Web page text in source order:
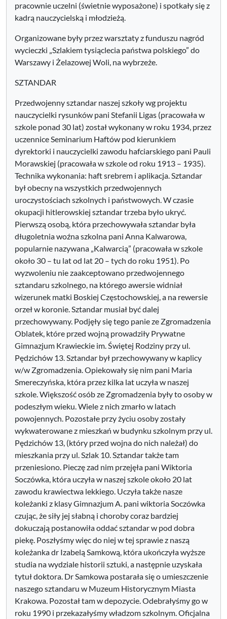
pracownie uczelni (świetnie wyposażone) i spotkały się z
kadrą nauczycielską i młodzieżą.
Organizowane były przez warsztaty z funduszu nagród
wycieczki „Szlakiem tysiąclecia państwa polskiego” do
Warszawy i Żelazowej Woli, na wybrzeże.
SZTANDAR
Przedwojenny sztandar naszej szkoły wg projektu
nauczycielki rysunków pani Stefanii Ligas (pracowała w
szkole ponad 30 lat) został wykonany w roku 1934, przez
uczennice Seminarium Haftów pod kierunkiem
dyrektorki i nauczycielki zawodu hafciarskiego pani Pauli
Morawskiej (pracowała w szkole od roku 1913 – 1935).
Technika wykonania: haft srebrem i aplikacja. Sztandar
był obecny na wszystkich przedwojennych
uroczystościach szkolnych i państwowych. W czasie
okupacji hitlerowskiej sztandar trzeba było ukryć.
Pierwszą osobą, która przechowywała sztandar była
długoletnia woźna szkolna pani Anna Kalwarowa,
popularnie nazywana „Kalwarcią” (pracowała w szkole
około 30 – tu lat od lat 20 – tych do roku 1951). Po
wyzwoleniu nie zaakceptowano przedwojennego
sztandaru szkolnego, na którego awersie widniał
wizerunek matki Boskiej Częstochowskiej, a na rewersie
orzeł w koronie. Sztandar musiał być dalej
przechowywany. Podjęły się tego panie ze Zgromadzenia
Oblatek, które przed wojną prowadziły Prywatne
Gimnazjum Krawieckie im. Świętej Rodziny przy ul.
Pędzichów 13. Sztandar był przechowywany w kaplicy
w/w Zgromadzenia. Opiekowały się nim pani Maria
Smereczyńska, która przez kilka lat uczyła w naszej
szkole. Większość osób ze Zgromadzenia były to osoby w
podeszłym wieku. Wiele z nich zmarło w latach
powojennych. Pozostałe przy życiu osoby zostały
wykwaterowane z mieszkań w budynku szkolnym przy ul.
Pędzichów 13, (który przed wojna do nich należał) do
mieszkania przy ul. Szlak 10. Sztandar także tam
przeniesiono. Pieczę zad nim przejęła pani Wiktoria
Soczówka, która uczyła w naszej szkole około 20 lat
zawodu krawiectwa lekkiego. Uczyła także nasze
koleżanki z klasy Gimnazjum A. pani wiktoria Soczówka
czując, że siły jej słabną i choroby coraz bardziej
dokuczają postanowiła oddać sztandar w pod dobra
piekę. Poszłyśmy więc do niej w tej sprawie z naszą
koleżanka dr Izabelą Samkową, która ukończyła wyższe
studia na wydziale historii sztuki, a następnie uzyskała
tytuł doktora. Dr Samkowa postarała się o umieszczenie
naszego sztandaru w Muzeum Historycznym Miasta
Krakowa. Pozostał tam w depozycie. Odebrałyśmy go w
roku 1990 i przekazałyśmy władzom szkolnym. Oficjalna